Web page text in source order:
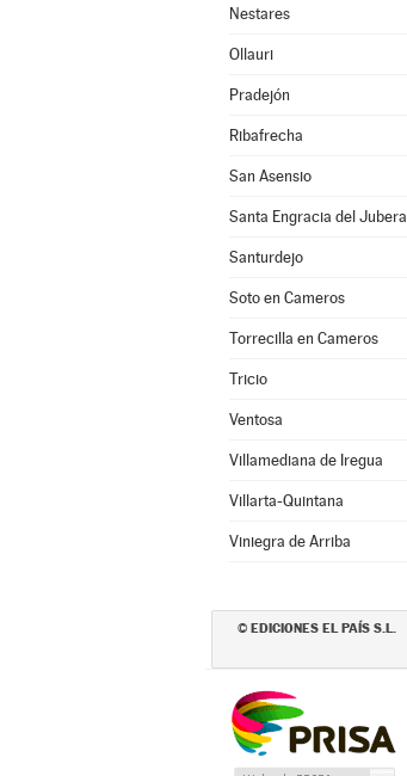
Nestares
Ollauri
Pradejón
Ribafrecha
San Asensio
Santa Engracia del Jubera
Santurdejo
Soto en Cameros
Torrecilla en Cameros
Tricio
Ventosa
Villamediana de Iregua
Villarta-Quintana
Viniegra de Arriba
© EDICIONES EL PAÍS S.L.